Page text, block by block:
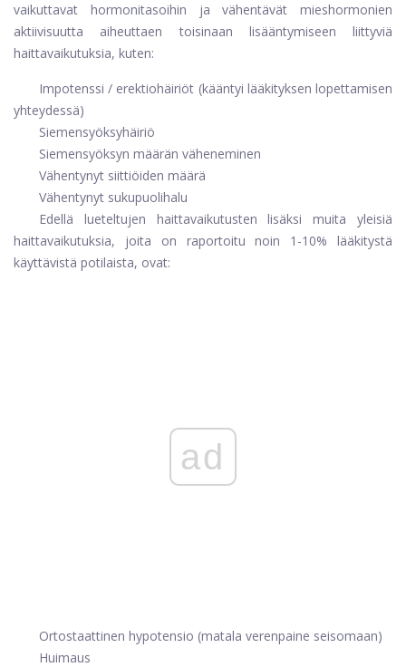
vaikuttavat hormonitasoihin ja vähentävät mieshormonien
aktiivisuutta aiheuttaen toisinaan lisääntymiseen liittyviä
haittavaikutuksia, kuten:
Impotenssi / erektiohäiriöt (kääntyi lääkityksen lopettamisen
yhteydessä)
Siemensyöksyhäiriö
Siemensyöksyn määrän väheneminen
Vähentynyt siittiöiden määrä
Vähentynyt sukupuolihalu
Edellä lueteltujen haittavaikutusten lisäksi muita yleisiä
haittavaikutuksia, joita on raportoitu noin 1-10% lääkitystä
käyttävistä potilaista, ovat:
ad
Ortostaattinen hypotensio (matala verenpaine seisomaan)
Huimaus